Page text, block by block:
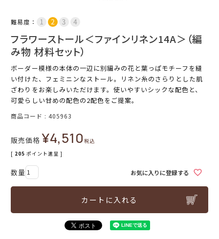
難易度：
フラワーストール＜ファインリネン14A＞（編
み物 材料セット）
ボーダー模様の本体の一辺に別編みの花と葉っぱモチーフを縫
い付けた、フェミニンなストール。リネン糸のさらりとした肌
ざわりをお楽しみいただけます。使いやすいシックな配色と、
可愛らしい甘めの配色の2配色をご提案。
商品コード 405963
販売価格 ¥4,510税込
[ 205 ポイント進呈 ]
お気に入りに登録する
カートに入れる